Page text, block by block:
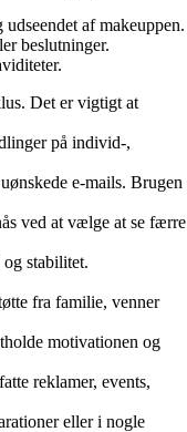
af makeuppen.
beslutninger.
Det er vigtigt at
på individ-,
e-mails. Brugen
ved at vælge at se færre
stabilitet.
fra familie, venner
motivationen og
reklamer, events,
eller i nogle